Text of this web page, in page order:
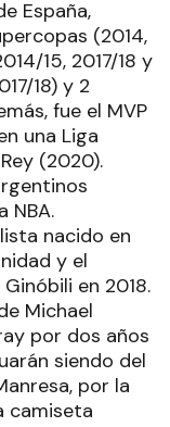
España,
(2014,
15, 2017/18 y
18) y 2
fue el MVP
una Liga
(2020).
NBA.
nacido en
y el
en 2018.
Michael
por dos años
siendo del
por la
camiseta